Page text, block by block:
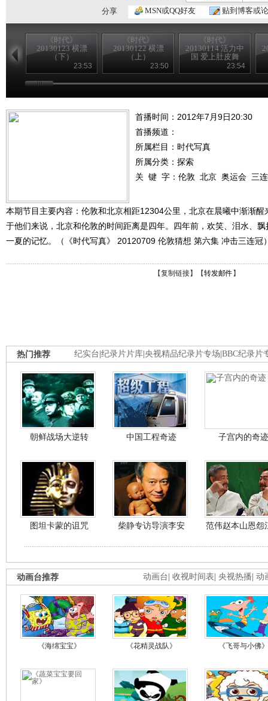
分享
MSN或QQ好友 贴到博客或
《时代》
20130123 横漂
（下）
23:53
《时代》
20130122 横漂
（上）
23:50
《时代》
20130114 活力中
国 爱上肚皮舞
23:54
首播时间：2012年7月9日20:30
首播频道：
所属栏目： 时代写真
所属分类：探索
关 键 字： 伦敦 北京 奥运会 三
本期节目主要内容：伦敦和北京相距12304公里，北京在晨曦中渐渐
于他们来说，北京和伦敦的时间距离是四年。四年前，欢笑、泪水、
一夏的记忆。（《时代写真》 20120709 伦敦猜想 第六集 冲击三连冠
【复制链接】【转发邮件 】
纪实台 纪录片片库 央视精品纪录片专场 BBC纪录片
热门推荐
朝鲜战场大逆转 中国工程奇迹 子宫内的奇迹
图坦卡蒙的诅咒 柴静专访导演李安 范伟赵本山恩怨
动画台 收视时间表 央视热播 动
动画台推荐
《海绵宝宝》 《花精灵战队》 《飞哥与小佛》